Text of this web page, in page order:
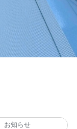
お知らせ